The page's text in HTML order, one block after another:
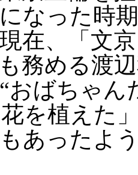
なった時
在、「文
務める渡
おばちゃん
を植えた
あったよ